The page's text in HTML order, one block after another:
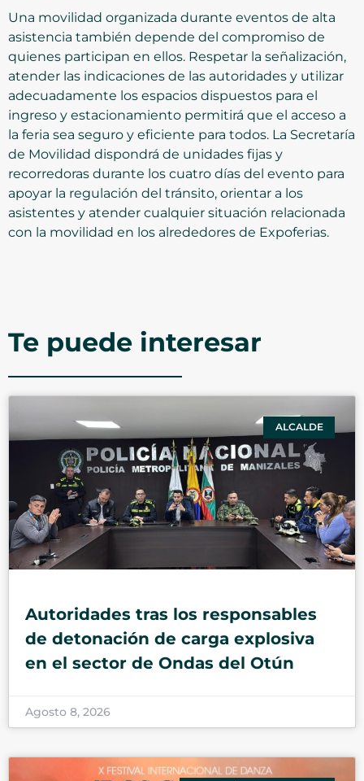
Una movilidad organizada durante eventos de alta
asistencia también depende del compromiso de
quienes participan en ellos. Respetar la señalización,
atender las indicaciones de las autoridades y utilizar
adecuadamente los espacios dispuestos para el
ingreso y estacionamiento permitirá que el acceso a
la feria sea seguro y eficiente para todos. La Secretaría
de Movilidad dispondrá de unidades fijas y
recorredoras durante los cuatro días del evento para
apoyar la regulación del tránsito, orientar a los
asistentes y atender cualquier situación relacionada
con la movilidad en los alrededores de Expoferias.
Te puede interesar
ALCALDE
Autoridades tras los responsables
de detonación de carga explosiva
en el sector de Ondas del Otún
Agosto 8, 2026